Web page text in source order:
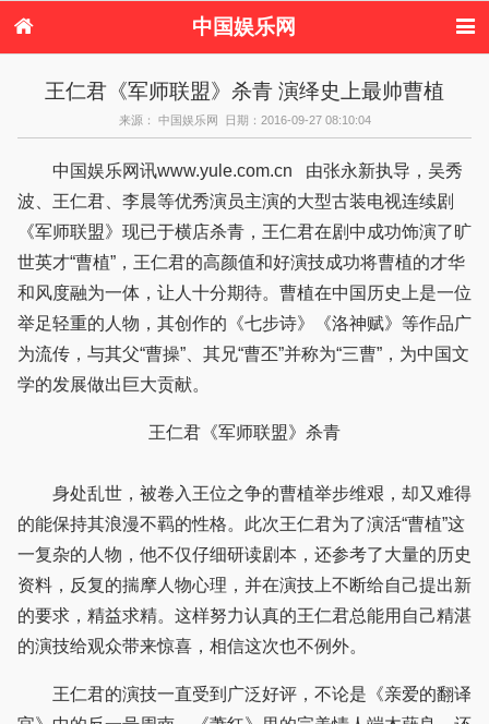
中国娱乐网
港台娱乐
日本娱乐 韩国娱乐
欧美娱乐
音乐新闻 影视新闻
内地明星八卦
港台明星八卦
八卦
欧美明星八卦
王仁君《军师联盟》杀青 演绎史上最帅曹植
来源： 中国娱乐网 日期：2016-09-27 08:10:04
中国娱乐网讯www.yule.com.cn 由张永新执导，吴秀
波、王仁君、李晨等优秀演员主演的大型古装电视连续剧
《军师联盟》现已于横店杀青，王仁君在剧中成功饰演了旷
世英才“曹植”，王仁君的高颜值和好演技成功将曹植的才华
和风度融为一体，让人十分期待。曹植在中国历史上是一位
举足轻重的人物，其创作的《七步诗》《洛神赋》等作品广
为流传，与其父“曹操”、其兄“曹丕”并称为“三曹”，为中国文
学的发展做出巨大贡献。
王仁君《军师联盟》杀青
身处乱世，被卷入王位之争的曹植举步维艰，却又难得
的能保持其浪漫不羁的性格。此次王仁君为了演活“曹植”这
一复杂的人物，他不仅仔细研读剧本，还参考了大量的历史
资料，反复的揣摩人物心理，并在演技上不断给自己提出新
的要求，精益求精。这样努力认真的王仁君总能用自己精湛
的演技给观众带来惊喜，相信这次也不例外。
王仁君的演技一直受到广泛好评，不论是《亲爱的翻译